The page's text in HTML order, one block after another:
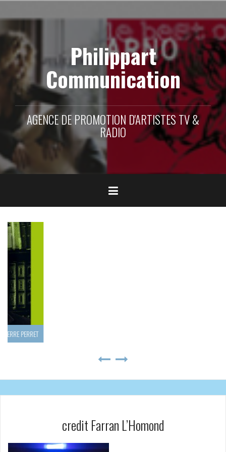
principal
Philippart
Communication
AGENCE DE PROMOTION D'ARTISTES TV &
RADIO
credit Farran L’Homond